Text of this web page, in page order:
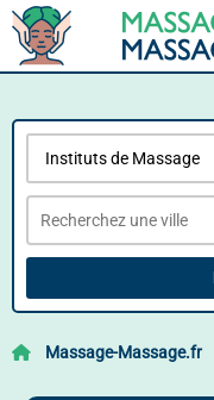
Massage-Massage.fr